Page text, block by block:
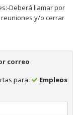
Deberá llamar por
y/o cerrar
correo
para:
Empleos